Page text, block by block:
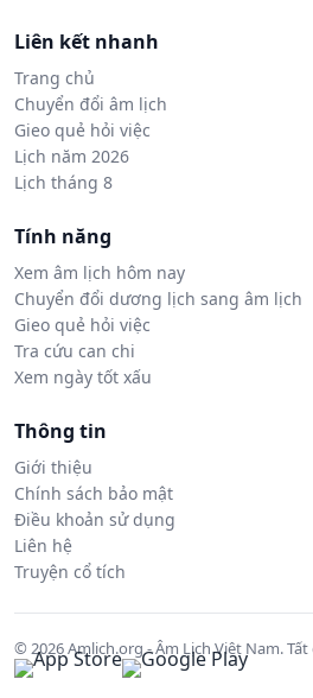
Liên kết nhanh
Trang chủ
Chuyển đổi âm lịch
Gieo quẻ hỏi việc
Lịch năm 2026
Lịch tháng 8
Tính năng
Xem âm lịch hôm nay
Chuyển đổi dương lịch sang âm lịch
Gieo quẻ hỏi việc
Tra cứu can chi
Xem ngày tốt xấu
Thông tin
Giới thiệu
Chính sách bảo mật
Điều khoản sử dụng
Liên hệ
Truyện cổ tích
© 2026 Amlich.org - Âm Lịch Việt Nam.